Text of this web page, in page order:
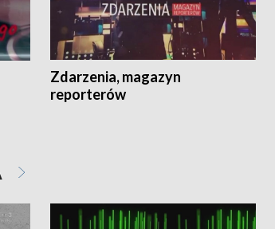
Zdarzenia, magazyn
reporterów